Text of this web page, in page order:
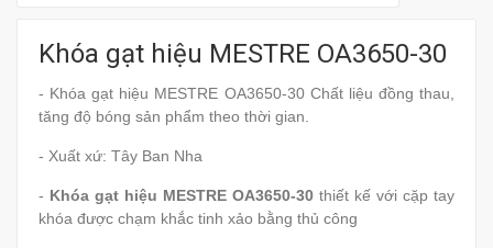
Khóa gạt hiệu MESTRE OA3650-30
- Khóa gạt hiệu MESTRE OA3650-30 Chất liệu đồng thau,
tăng độ bóng sản phẩm theo thời gian.
- Xuất xứ: Tây Ban Nha
- Khóa gạt hiệu MESTRE OA3650-30 thiết kế với cặp tay
khóa được chạm khắc tinh xảo bằng thủ công